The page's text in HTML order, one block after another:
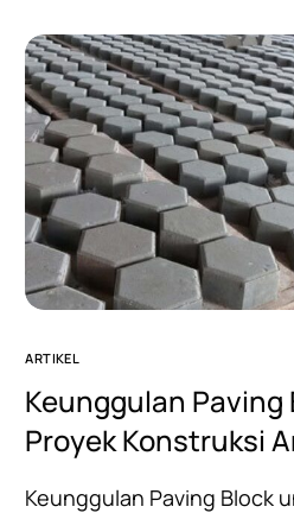
ARTIKEL
Keunggulan
Proyek Konstruksi
Keunggulan Paving Block